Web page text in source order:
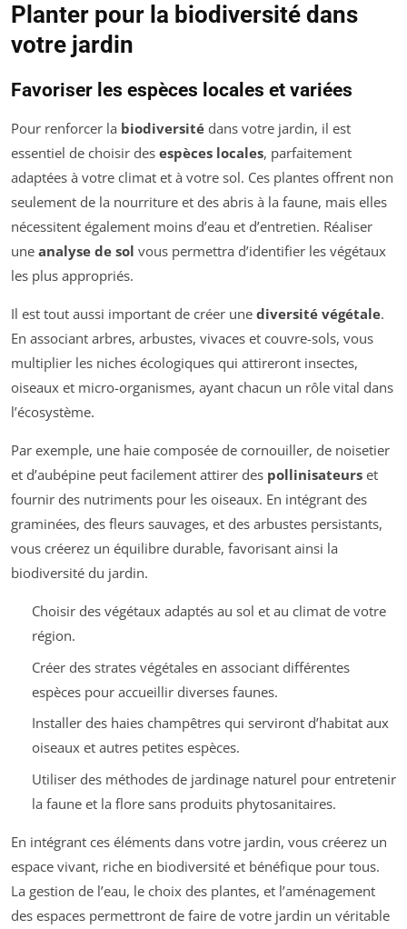
Planter pour la biodiversité dans
votre jardin
Favoriser les espèces locales et variées
Pour renforcer la biodiversité dans votre jardin, il est
essentiel de choisir des espèces locales, parfaitement
adaptées à votre climat et à votre sol. Ces plantes offrent non
seulement de la nourriture et des abris à la faune, mais elles
nécessitent également moins d’eau et d’entretien. Réaliser
une analyse de sol vous permettra d’identifier les végétaux
les plus appropriés.
Il est tout aussi important de créer une diversité végétale.
En associant arbres, arbustes, vivaces et couvre-sols, vous
multiplier les niches écologiques qui attireront insectes,
oiseaux et micro-organismes, ayant chacun un rôle vital dans
l’écosystème.
Par exemple, une haie composée de cornouiller, de noisetier
et d’aubépine peut facilement attirer des pollinisateurs et
fournir des nutriments pour les oiseaux. En intégrant des
graminées, des fleurs sauvages, et des arbustes persistants,
vous créerez un équilibre durable, favorisant ainsi la
biodiversité du jardin.
Choisir des végétaux adaptés au sol et au climat de votre
région.
Créer des strates végétales en associant différentes
espèces pour accueillir diverses faunes.
Installer des haies champêtres qui serviront d’habitat aux
oiseaux et autres petites espèces.
Utiliser des méthodes de jardinage naturel pour entretenir
la faune et la flore sans produits phytosanitaires.
En intégrant ces éléments dans votre jardin, vous créerez un
espace vivant, riche en biodiversité et bénéfique pour tous.
La gestion de l’eau, le choix des plantes, et l’aménagement
des espaces permettront de faire de votre jardin un véritable